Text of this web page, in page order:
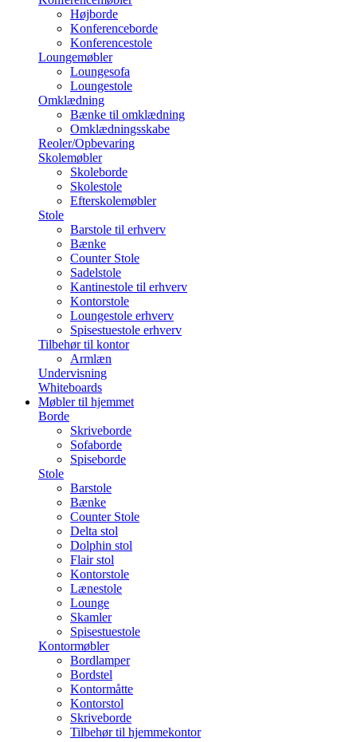
Højborde
Konferenceborde
Konferencestole
Loungemøbler
Loungesofa
Loungestole
Omklædning
Bænke til omklædning
Omklædningsskabe
Reoler/Opbevaring
Skolemøbler
Skoleborde
Skolestole
Efterskolemøbler
Stole
Barstole til erhverv
Bænke
Counter Stole
Sadelstole
Kantinestole til erhverv
Kontorstole
Loungestole erhverv
Spisestuestole erhverv
Tilbehør til kontor
Armlæn
Undervisning
Whiteboards
Møbler til hjemmet
Borde
Skriveborde
Sofaborde
Spiseborde
Stole
Barstole
Bænke
Counter Stole
Delta stol
Dolphin stol
Flair stol
Kontorstole
Lænestole
Lounge
Skamler
Spisestuestole
Kontormøbler
Bordlamper
Bordstel
Kontormåtte
Kontorstol
Skriveborde
Tilbehør til hjemmekontor